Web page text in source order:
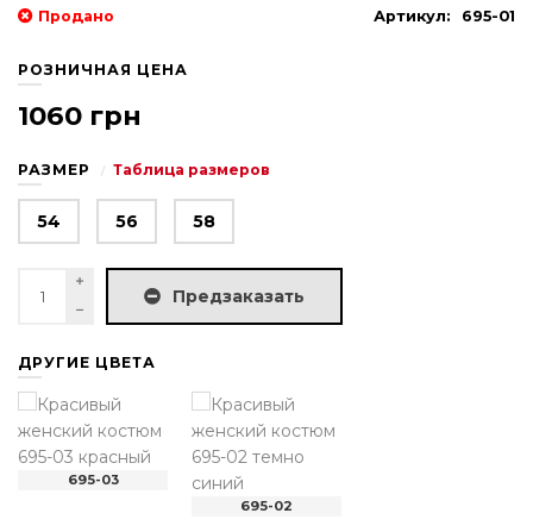
Продано Артикул: 695-01
РОЗНИЧНАЯ ЦЕНА
1060 грн
РАЗМЕР Таблица размеров
54 56 58
Предзаказать
ДРУГИЕ ЦВЕТА
695-03
695-02